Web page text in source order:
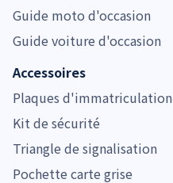
Guide moto d'occasion
Guide voiture d'occasion
Accessoires
Plaques d'immatriculation
Kit de sécurité
Triangle de signalisation
Pochette carte grise